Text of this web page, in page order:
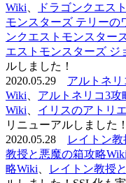
Wiki
ドラゴンクエス
モンスターズ テリーの
ンクエストモンスター
エストモンスターズ ジ
ルしました！
2020.05.29 アルトネ
Wiki
アルトネリコ3攻
Wiki
イリスのアトリ
リニューアルしました！
2020.05.28
レイトン
教授と悪魔の箱攻略Wiki
略Wiki
レイトン教授